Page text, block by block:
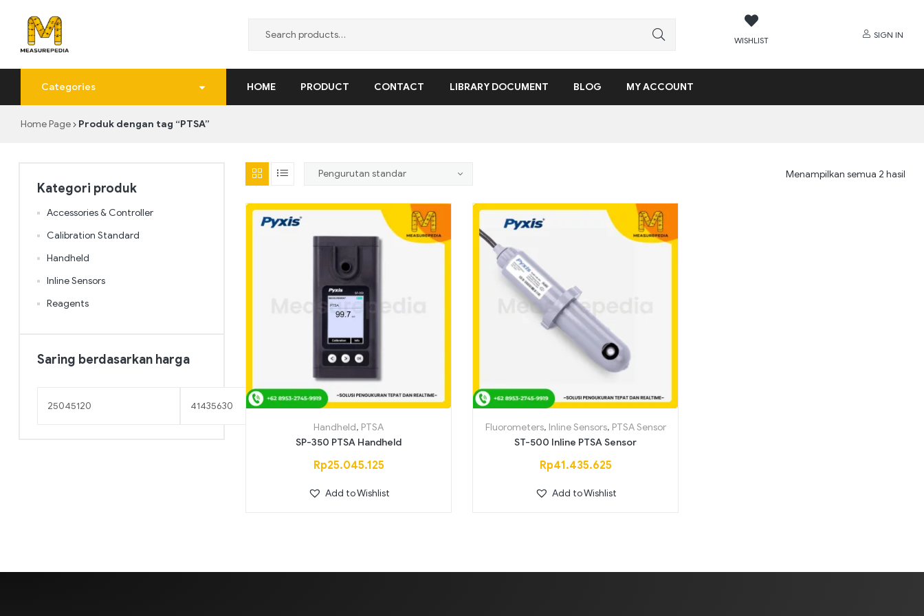
MeasurePedia
yang
WISHLIST
SIGN IN
Categories HOME PRODUCT CONTACT LIBRARY DOCUMENT BLOG MY ACCOUNT
Home Page Produk dengan tag “PTSA”
Menampilkan semua 2 hasil
Handheld, PTSA
SP-350 PTSA Handheld
Rp25.045.125
Add to Wishlist
Fluorometers, Inline Sensors, PTSA Sensor
ST-500 Inline PTSA Sensor
Rp41.435.625
Add to Wishlist
Kategori produk
Accessories & Controller
Calibration Standard
Handheld
Inline Sensors
Reagents
Saring berdasarkan harga
Saring